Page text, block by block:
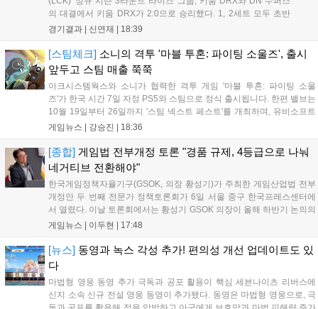
의 대결에서 키움 DRX가 2:0으로 승리했다. 1, 2세트 모두 초반
부터 앞서나갔고, 별다른 위기 없이 승리를 꿰찼다. DN 수퍼스는
의 출발이 매우 좋...
경기결과 | 신연재 18:39
[스팀체크] 소니의 격투 '마블 투혼: 파이팅 소울즈', 출시
앞두고 스팀 매출 쭉쭉
아크시스템웍스와 소니가 협력한 격투 게임 '마블 투혼: 파이팅 소울
즈'가 한국 시간 7일 자정 PS5와 스팀으로 정식 출시됩니다. 한편 밸브는
10월 19일부터 26일까지 '스팀 넥스트 페스트'를 개최하며, 유비소프트
의 '더 디비전 리서전스'가 스팀에 출시되었고, 농장 시뮬레이션 '돌록 타
각기 다른 장르에서 이용자들의 기대를 모으고 있습니다....
게임뉴스 | 강승진 18:36
[종합] 게임법 전부개정 토론 "경품 규제, 4등급으로 나눠
네거티브 전환해야"
한국게임정책자율기구(GSOK, 의장 황성기)가 주최한 게임산업법 전부
개정안 두 번째 전문가 정책토론회가 6일 서울 중구 한국프레스센터에
서 열렸다. 이날 토론회에서는 황성기 GSOK 의장이 올해 하반기 논의의
주요 쟁점과 성과를 짚은 데 이어, 박종현 한양대 법학전문대학원 교수
호사가 게임 등...
게임뉴스 | 이두현 17:48
[뉴스] 동영과 녹스 각성 추가! 편의성 개선 업데이트도 있
다
마법형 영웅 동영 추가 극독과 공포 활용이 핵심 세븐나이츠 리버스에
신지 소속 신규 전설 영웅 동영이 추가됐다. 동영은 마법형 영웅으로, 극